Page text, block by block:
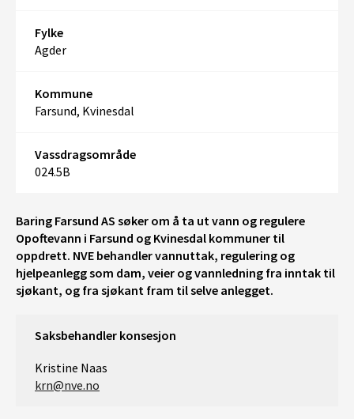
Fylke
Agder
Kommune
Farsund, Kvinesdal
Vassdragsområde
024.5B
Baring Farsund AS søker om å ta ut vann og regulere
Opoftevann i Farsund og Kvinesdal kommuner til
oppdrett. NVE behandler vannuttak, regulering og
hjelpeanlegg som dam, veier og vannledning fra inntak til
sjøkant, og fra sjøkant fram til selve anlegget.
Saksbehandler konsesjon
Kristine Naas
krn@nve.no